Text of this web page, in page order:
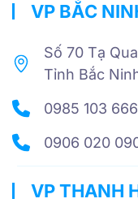
VP BẮC
Số 70 Tạ
Tỉnh Bắc
0985 103 666
0906 020
VP THANH